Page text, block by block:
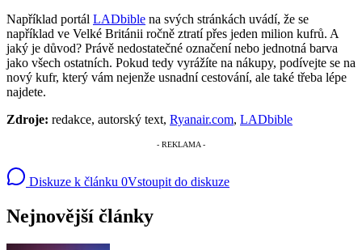
Například portál LADbible na svých stránkách uvádí, že se
například ve Velké Británii ročně ztratí přes jeden milion kufrů. A
jaký je důvod? Právě nedostatečné označení nebo jednotná barva
jako všech ostatních. Pokud tedy vyrážíte na nákupy, podívejte se na
nový kufr, který vám nejenže usnadní cestování, ale také třeba lépe
najdete.
Zdroje: redakce, autorský text, Ryanair.com, LADbible
Diskuze k článku 0Vstoupit do diskuze
Nejnovější články